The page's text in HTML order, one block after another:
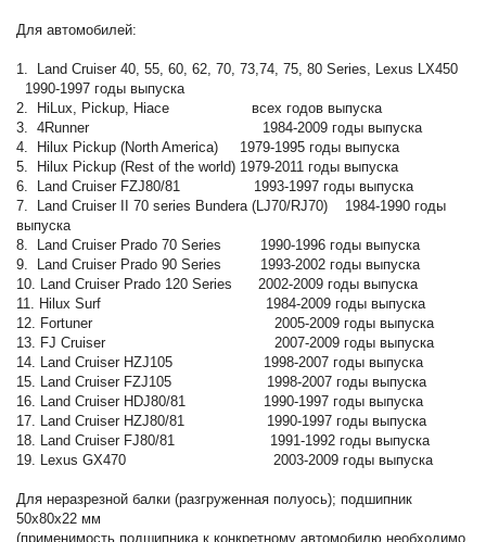
Для автомобилей:
1. Land Cruiser 40, 55, 60, 62, 70, 73,74, 75, 80 Series, Lexus LX450
1990-1997 годы выпуска
2. HiLux, Pickup, Hiace всех годов выпуска
3. 4Runner 1984-2009 годы выпуска
4. Hilux Pickup (North America) 1979-1995 годы выпуска
5. Hilux Pickup (Rest of the world) 1979-2011 годы выпуска
6. Land Сruiser FZJ80/81 1993-1997 годы выпуска
7. Land Сruiser II 70 series Bundera (LJ70/RJ70) 1984-1990 годы
выпуска
8. Land Сruiser Prado 70 Series 1990-1996 годы выпуска
9. Land Сruiser Prado 90 Series 1993-2002 годы выпуска
10. Land Сruiser Prado 120 Series 2002-2009 годы выпуска
11. Hilux Surf 1984-2009 годы выпуска
12. Fortuner 2005-2009 годы выпуска
13. FJ Cruiser 2007-2009 годы выпуска
14. Land Сruiser HZJ105 1998-2007 годы выпуска
15. Land Сruiser FZJ105 1998-2007 годы выпуска
16. Land Сruiser HDJ80/81 1990-1997 годы выпуска
17. Land Сruiser HZJ80/81 1990-1997 годы выпуска
18. Land Сruiser FJ80/81 1991-1992 годы выпуска
19. Lexus GX470 2003-2009 годы выпуска
Для неразрезной балки (разгруженная полуось); подшипник
50х80х22 мм
(применимость подшипника к конкретному автомобилю необходимо